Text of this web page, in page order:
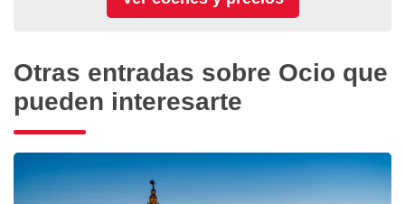
Otras entradas sobre Ocio que
pueden interesarte